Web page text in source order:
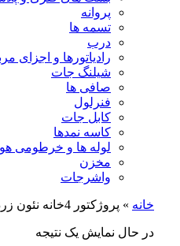
پروانه
تسمه ها
درب
رادیاتورها و اجزای
شیلنگ جات
صافی ها
فنرلول
کابل جات
کاسه نمدها
لوله ها و خرطومی
مخزن
واشرجات
خانه » پروژکتور 4خانه نئون زرد یخی-زرد (12v-24v)
در حال نمایش یک نتیجه